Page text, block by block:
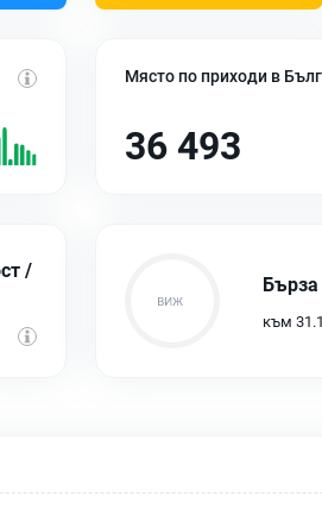
Място по приходи в
36 493
/
към